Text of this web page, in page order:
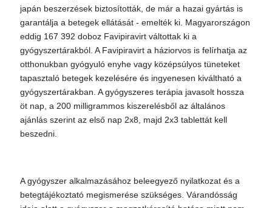
japán beszerzések biztosították, de már a hazai gyártás is
garantálja a betegek ellátását - emelték ki. Magyarországon
eddig 167 392 doboz Favipiravirt váltottak ki a
gyógyszertárakból. A Favipiravirt a háziorvos is felírhatja az
otthonukban gyógyuló enyhe vagy középsúlyos tüneteket
tapasztaló betegek kezelésére és ingyenesen kiváltható a
gyógyszertárakban. A gyógyszeres terápia javasolt hossza
öt nap, a 200 milligrammos kiszerelésből az általános
ajánlás szerint az első nap 2x8, majd 2x3 tablettát kell
beszedni.
A gyógyszer alkalmazásához beleegyező nyilatkozat és a
betegtájékoztató megismerése szükséges. Várandósság